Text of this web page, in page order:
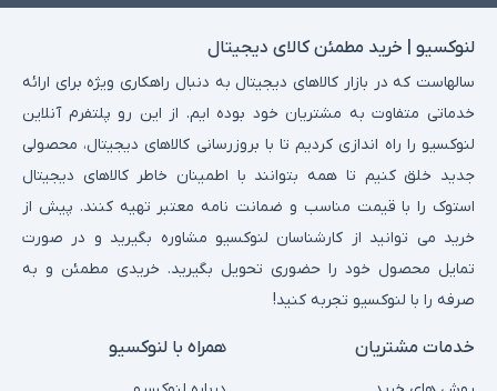
لنوکسیو | خرید مطمئن کالای دیجیتال
سالهاست که در بازار کالاهای دیجیتال به دنبال راهکاری ویژه برای ارائه
خدماتی متفاوت به مشتریان خود بوده ایم. از این رو پلتفرم آنلاین
لنوکسیو را راه اندازی کردیم تا با بروزرسانی کالاهای دیجیتال، محصولی
جدید خلق کنیم تا همه بتوانند با اطمینان خاطر کالاهای دیجیتال
استوک را با قیمت مناسب و ضمانت نامه معتبر تهیه کنند. پیش از
خرید می توانید از کارشناسان لنوکسیو مشاوره بگیرید و در صورت
تمایل محصول خود را حضوری تحویل بگیرید. خریدی مطمئن و به
صرفه را با لنوکسیو تجربه کنید!
خدمات مشتریان همراه با لنوکسیو